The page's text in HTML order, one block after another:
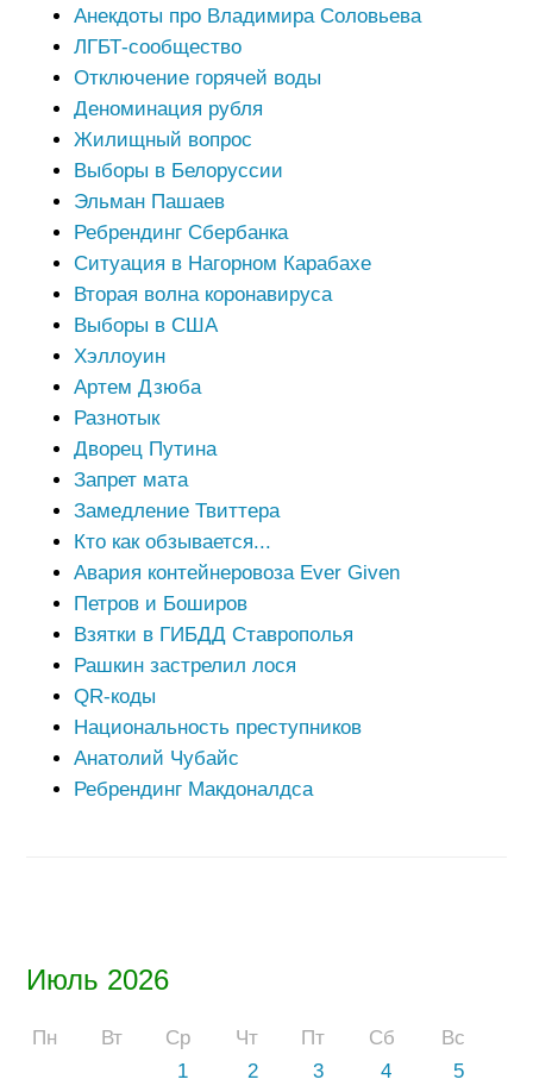
Июль 2026
Пн Вт Ср Чт Пт Сб
Вс
1
2 3 4
5
Анекдоты про Владимира Соловьева
ЛГБТ-сообщество
Отключение горячей воды
Деноминация рубля
Жилищный вопрос
Выборы в Белоруссии
Эльман Пашаев
Ребрендинг Сбербанка
Ситуация в Нагорном Карабахе
Вторая волна коронавируса
Выборы в США
Хэллоуин
Артем Дзюба
Разнотык
Дворец Путина
Запрет мата
Замедление Твиттера
Кто как обзывается...
Авария контейнеровоза Ever Given
Петров и Боширов
Взятки в ГИБДД Ставрополья
Рашкин застрелил лося
QR-коды
Национальность преступников
Анатолий Чубайс
Ребрендинг Макдоналдса